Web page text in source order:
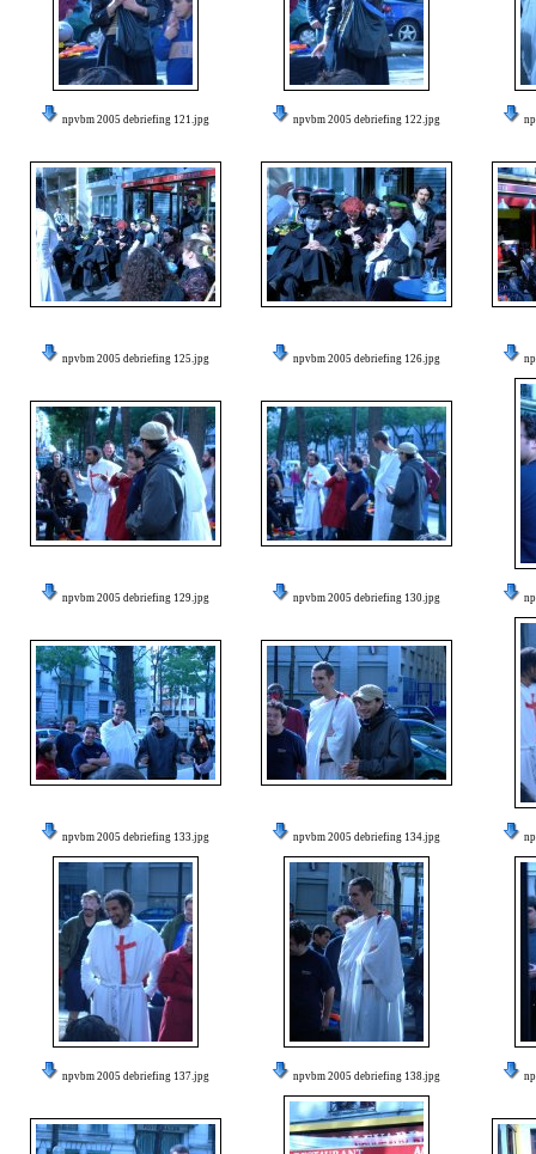
npvbm 2005 debriefing 121.jpg npvbm 2005 debriefing 122.jpg
npvbm 2005 debriefing 125.jpg npvbm 2005 debriefing 126.jpg
npvbm 2005 debriefing 129.jpg npvbm 2005 debriefing 130.jpg
npvbm 2005 debriefing 133.jpg npvbm 2005 debriefing 134.jpg
npvbm 2005 debriefing 137.jpg npvbm 2005 debriefing 138.jpg